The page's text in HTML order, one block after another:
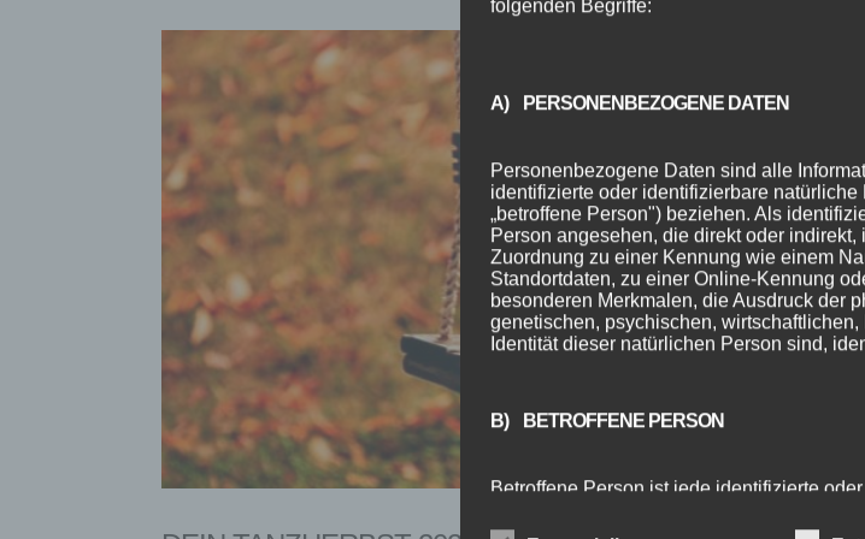
folgenden Begriffe:
A) PERSONENBEZOGENE DATEN
Personenbezogene Daten sind alle
identifizierte oder identifizierbare natürliche
„betroffene Person") beziehen. Als
Person angesehen, die direkt oder indirekt,
Zuordnung zu einer Kennung wie einem
Standortdaten, zu einer Online-Kennung
besonderen Merkmalen, die Ausdruck der
genetischen, psychischen,
Identität dieser natürlichen Person sind,
B) BETROFFENE PERSON
Betroffene Person ist jede identifizierte
Verantwortlichen verarbeitet werden.